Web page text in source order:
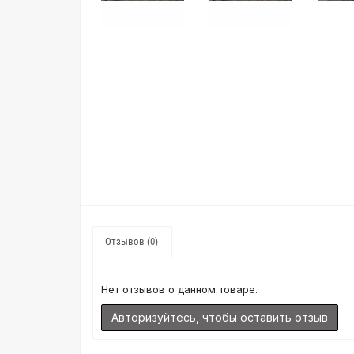
Отзывов (0)
Нет отзывов о данном товаре.
Авторизуйтесь, чтобы оставить отзыв